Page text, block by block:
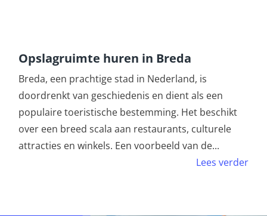
Opslagruimte huren in Breda
Breda, een prachtige stad in Nederland, is
doordrenkt van geschiedenis en dient als een
populaire toeristische bestemming. Het beschikt
over een breed scala aan restaurants, culturele
attracties en winkels. Een voorbeeld van de...
Lees verder